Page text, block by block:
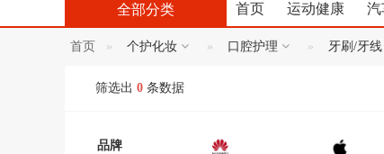
首页 运动健康 汽
全部分类
首页 个护化妆 口腔护理 牙刷/牙线
筛选出 0 条数据
品牌